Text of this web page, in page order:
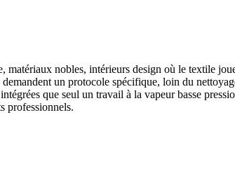
nobles, intérieurs design où le textile
un protocole spécifique, loin du
que seul un travail à la vapeur basse
professionnels.